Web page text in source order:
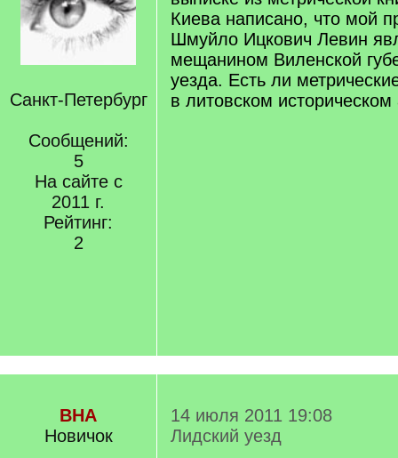
Санкт-Петербург
Сообщений:
5
На сайте с
2011 г.
Рейтинг:
2
Киева написано, что мой
Шмуйло Ицкович Левин
мещанином Виленской
уезда. Есть ли
в литовском историческом
ВНА
Новичок
14 июля 2011 19:08
Лидский уезд